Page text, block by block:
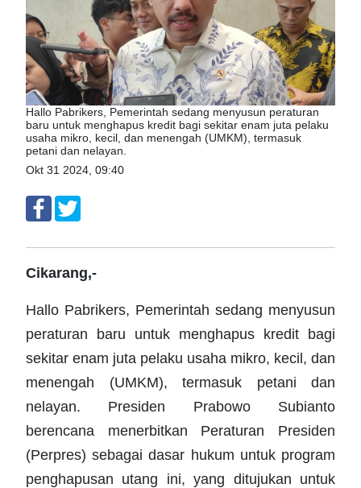
​​Hallo Pabrikers, Pemerintah sedang menyusun peraturan
baru untuk menghapus kredit bagi sekitar enam juta pelaku
usaha mikro, kecil, dan menengah (UMKM), termasuk
petani dan nelayan.
Okt 31 2024, 09:40
Cikarang,-
Hallo Pabrikers, Pemerintah sedang menyusun
peraturan baru untuk menghapus kredit bagi
sekitar enam juta pelaku usaha mikro, kecil, dan
menengah (UMKM), termasuk petani dan
nelayan. Presiden Prabowo Subianto
berencana menerbitkan Peraturan Presiden
(Perpres) sebagai dasar hukum untuk program
penghapusan utang ini, yang ditujukan untuk